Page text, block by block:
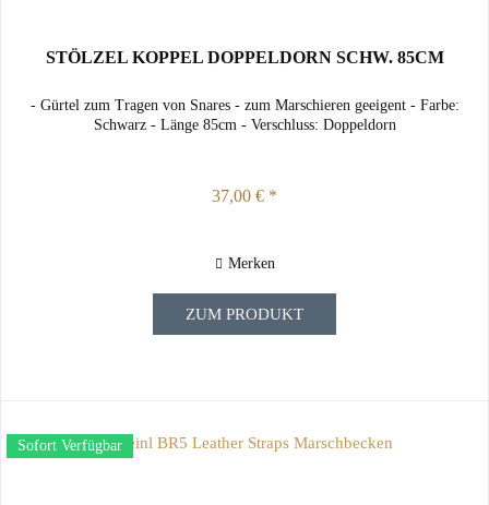
STÖLZEL KOPPEL DOPPELDORN SCHW. 85CM
- Gürtel zum Tragen von Snares - zum Marschieren geeigent - Farbe:
Schwarz - Länge 85cm - Verschluss: Doppeldorn
37,00 € *
Merken
ZUM PRODUKT
Sofort Verfügbar